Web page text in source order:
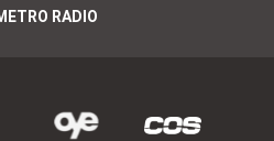
RADIO